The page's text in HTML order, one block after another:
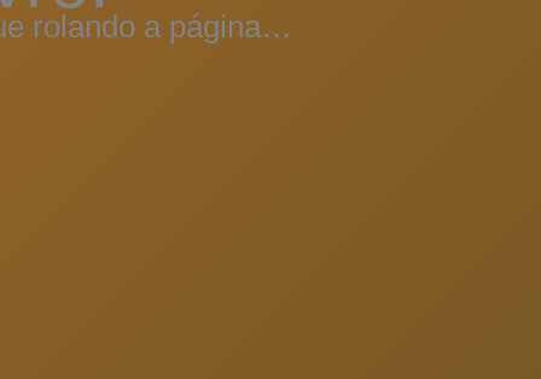
rolando a página…